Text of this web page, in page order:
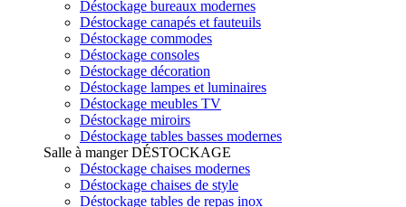
Déstockage bureaux modernes
Déstockage canapés et fauteuils
Déstockage commodes
Déstockage consoles
Déstockage décoration
Déstockage lampes et luminaires
Déstockage meubles TV
Déstockage miroirs
Déstockage tables basses modernes
Salle à mangerDÉSTOCKAGE
Déstockage chaises modernes
Déstockage chaises de style
Déstockage tables de repas inox